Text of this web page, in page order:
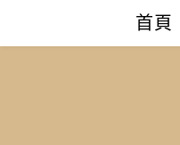
content
首頁